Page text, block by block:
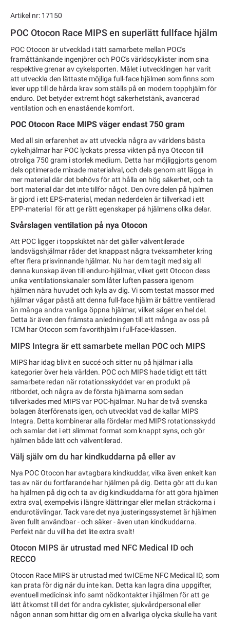
Artikel nr: 17150
POC Otocon Race MIPS en superlätt fullface hjälm
POC Otocon är utvecklad i tätt samarbete mellan POC's
framåttänkande ingenjörer och POC's världscyklister inom sina
respektive grenar av cykelsporten. Målet i utvecklingen har varit
att utveckla den lättaste möjliga full-face hjälmen som finns som
lever upp till de hårda krav som ställs på en modern topphjälm för
enduro. Det betyder extremt högt säkerhetstänk, avancerad
ventilation och en enastående komfort.
POC Otocon Race MIPS väger endast 750 gram
Med all sin erfarenhet av att utveckla några av världens bästa
cykelhjälmar har POC lyckats pressa vikten på nya Otocon till
otroliga 750 gram i storlek medium. Detta har möjliggjorts genom
dels optimerade mixade materialval, och dels genom att lägga in
mer material där det behövs för att hålla en hög säkerhet, och ta
bort material där det inte tillför något. Den övre delen på hjälmen
är gjord i ett EPS-material, medan nederdelen är tillverkad i ett
EPP-material för att ge rätt egenskaper på hjälmens olika delar.
Svårslagen ventilation på nya Otocon
Att POC ligger i toppskiktet när det gäller välventilerade
landsvägshjälmar råder det knappast några tveksamheter kring
efter flera prisvinnande hjälmar. Nu har dem tagit med sig all
denna kunskap även till enduro-hjälmar, vilket gett Otocon dess
unika ventilationskanaler som låter luften passera igenom
hjälmen nära huvudet och kyla av dig. Vi som testat massor med
hjälmar vågar påstå att denna full-face hjälm är bättre ventilerad
än många andra vanliga öppna hjälmar, vilket säger en hel del.
Detta är även den främsta anledningen till att många av oss på
TCM har Otocon som favorithjälm i full-face-klassen.
MIPS Integra är ett samarbete mellan POC och MIPS
MIPS har idag blivit en succé och sitter nu på hjälmar i alla
kategorier över hela världen. POC och MIPS hade tidigt ett tätt
samarbete redan när rotationsskyddet var en produkt på
ritbordet, och några av de första hjälmarna som sedan
tillverkades med MIPS var POC-hjälmar. Nu har de två svenska
bolagen återförenats igen, och utvecklat vad de kallar MIPS
Integra. Detta kombinerar alla fördelar med MIPS rotationsskydd
och samlar det i ett slimmat format som knappt syns, och gör
hjälmen både lätt och välventilerad.
Välj själv om du har kindkuddarna på eller av
Nya POC Otocon har avtagbara kindkuddar, vilka även enkelt kan
tas av när du fortfarande har hjälmen på dig. Detta gör att du kan
ha hjälmen på dig och ta av dig kindkuddarna för att göra hjälmen
extra sval, exempelvis i längre klättringar eller mellan sträckorna i
endurotävlingar. Tack vare det nya justeringssystemet är hjälmen
även fullt användbar - och säker - även utan kindkuddarna.
Perfekt när du vill ha det lite extra svalt!
Otocon MIPS är utrustad med NFC Medical ID och
RECCO
Otocon Race MIPS är utrustad med twICEme NFC Medical ID, som
kan prata för dig när du inte kan. Detta kan lagra dina uppgifter,
eventuell medicinsk info samt nödkontakter i hjälmen för att ge
lätt åtkomst till det för andra cyklister, sjukvårdpersonal eller
någon annan som hittar dig om en allvarliga olycka skulle ha varit